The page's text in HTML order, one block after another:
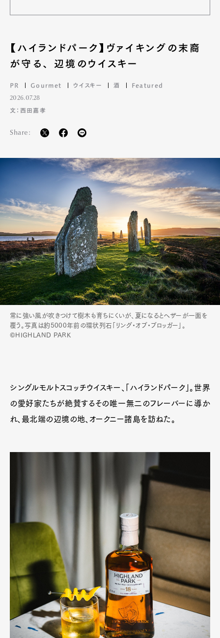
【ハイランドパーク】ヴァイキングの末裔
が守る、 辺境のウイスキー
PR Gourmet ウイスキー 酒 Featured
2026.07.28
文：西田嘉孝
Share:
常に強い風が吹きつけて樹木も育ちにくいが、夏になるとヘザーが一面を
覆う。写真は約5000年前の環状列石「リング・オブ・ブロッガー」。
©HIGHLAND PARK
シングルモルトスコッチウイスキー、「ハイランドパーク」。世界
の愛好家たちが絶賛するその唯一無二のフレーバーに導か
れ、最北端の辺境の地、オークニー諸島を訪ねた。